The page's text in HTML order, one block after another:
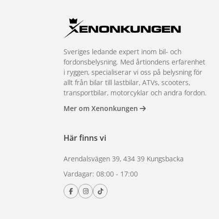
De passar rakt
här för att
Sveriges ledande expert inom bil- och
fordonsbelysning. Med årtiondens erfarenhet
i ryggen, specialiserar vi oss på belysning för
allt från bilar till lastbilar, ATVs, scooters,
transportbilar, motorcyklar och andra fordon.
Mer om Xenonkungen
Här finns vi
Arendalsvägen 39, 434 39 Kungsbacka
Vardagar: 08:00 - 17:00